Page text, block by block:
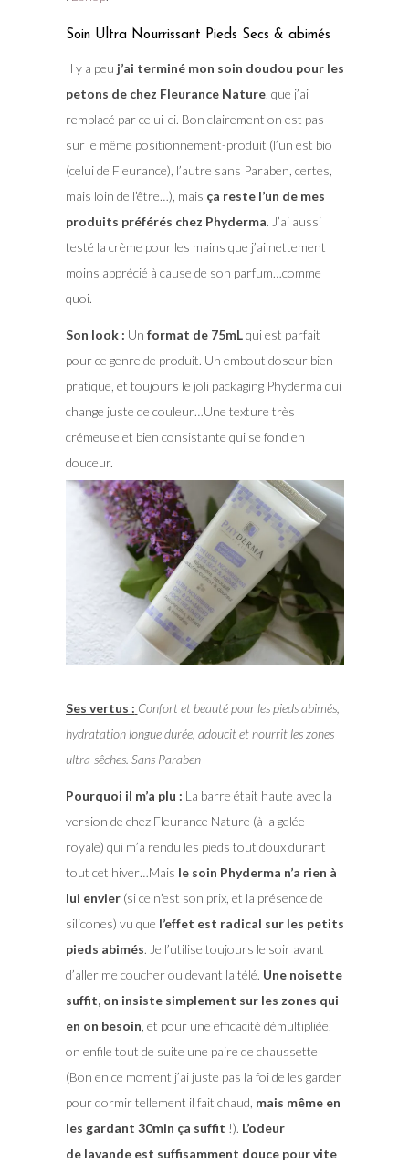
Soin Ultra Nourrissant Pieds Secs & abimés
Il y a peu j’ai terminé mon soin doudou pour les
petons de chez Fleurance Nature, que j’ai
remplacé par celui-ci. Bon clairement on est pas
sur le même positionnement-produit (l’un est bio
(celui de Fleurance), l’autre sans Paraben, certes,
mais loin de l’être…), mais ça reste l’un de mes
produits préférés chez Phyderma. J’ai aussi
testé la crème pour les mains que j’ai nettement
moins apprécié à cause de son parfum…comme
quoi.
Son look : Un format de 75mLqui est parfait
pour ce genre de produit. Un embout doseur bien
pratique, et toujours le joli packaging Phyderma qui
change juste de couleur…Une texture très
crémeuse et bien consistante qui se fond en
douceur.
Ses vertus : Confort et beauté pour les pieds abimés,
hydratation longue durée, adoucit et nourrit les zones
ultra-sêches. Sans Paraben
Pourquoi il m’a plu : La barre était haute avec la
version de chez Fleurance Nature (à la gelée
royale) qui m’a rendu les pieds tout doux durant
tout cet hiver…Mais le soin Phyderma n’a rien à
lui envier(si ce n’est son prix, et la présence de
silicones) vu que l’effet est radical sur les petits
pieds abimés. Je l’utilise toujours le soir avant
d’aller me coucher ou devant la télé. Une noisette
suffit, on insiste simplement sur les zones qui
en on besoin , et pour une efficacité démultipliée,
on enfile tout de suite une paire de chaussette
(Bon en ce moment j’ai juste pas la foi de les garder
pour dormir tellement il fait chaud, mais même en
les gardant 30min ça suffit !). L’odeur
de lavande est suffisamment douce pour vite